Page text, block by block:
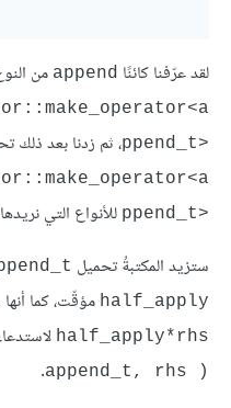
لقد عرّفنا كائنًا ‎append‎ من
ppend_t>‎، ثم زدنا بعد ذلك
ppend_t>‎ للأنواع التي
ستزيد المكتبةُ تحميل
‎half_apply‎ مؤقّت، كما
‎half_apply*rhs‎
append_t, rhs )‎
.